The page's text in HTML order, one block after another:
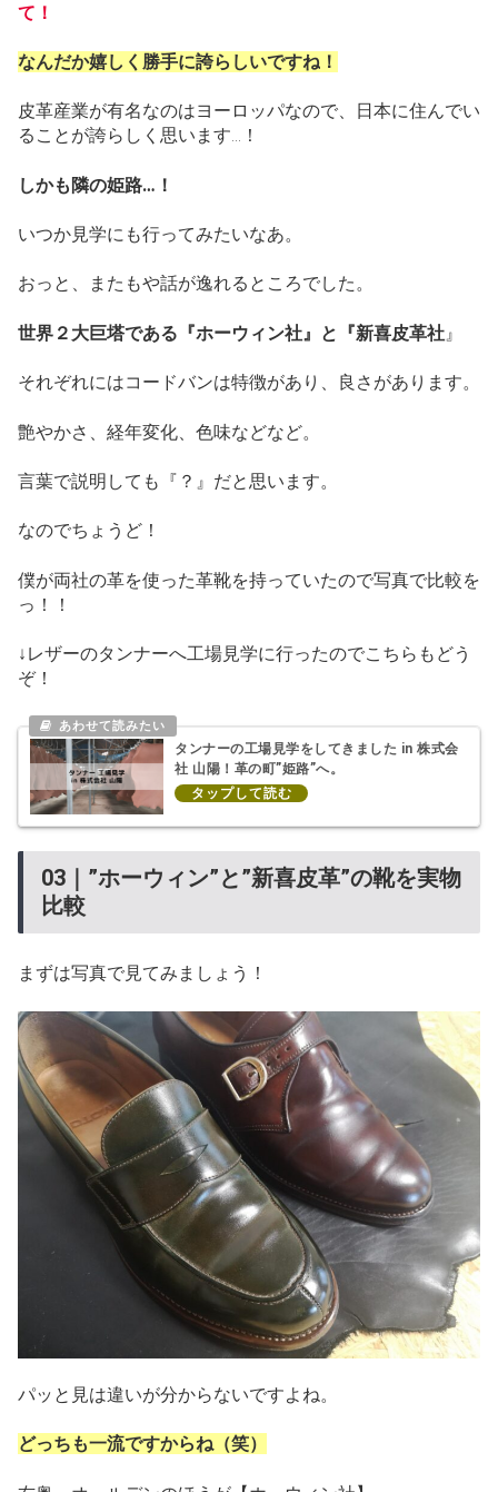
て！
なんだか嬉しく勝手に誇らしいですね ！
皮革産業が有名なのはヨーロッパなので、日本に住んでい
ることが誇らしく思います…！
しかも隣の姫路…！
いつか見学にも行ってみたいなあ。
おっと、またもや話が逸れるところでした。
世界２大巨塔である『ホーウィン社』と『新喜皮革社』
それぞれにはコードバンは特徴があり、良さがあります。
艶やかさ、経年変化、色味などなど。
言葉で説明しても『？』だと思います。
なのでちょうど！
僕が両社の革を使った革靴を持っていたので写真で比較を
っ！！
↓レザーのタンナーへ工場見学に行ったのでこちらもどう
ぞ！
タンナーの工場見学をしてきました in 株式会
社 山陽！革の町”姫路”へ。
03｜”ホーウィン”と”新喜皮革”の靴を実物
比較
まずは写真で見てみましょう！
パッと見は違いが分からないですよね。
どっちも一流ですからね（笑）